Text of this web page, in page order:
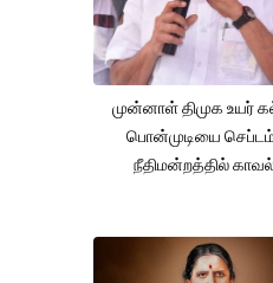
முன்னாள் திமுக உயர்
பொன்முடியை
நீதிமன்றத்தில்